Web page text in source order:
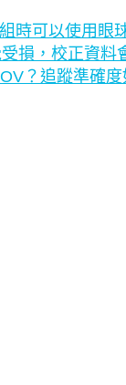
時可以使用眼
損，校正資料
？追蹤準確度